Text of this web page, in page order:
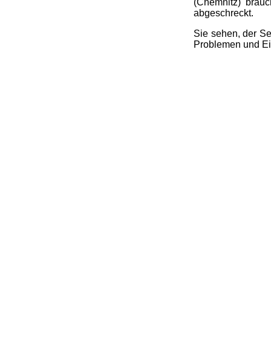
abgeschreckt.
Sie sehen, der
Problemen und